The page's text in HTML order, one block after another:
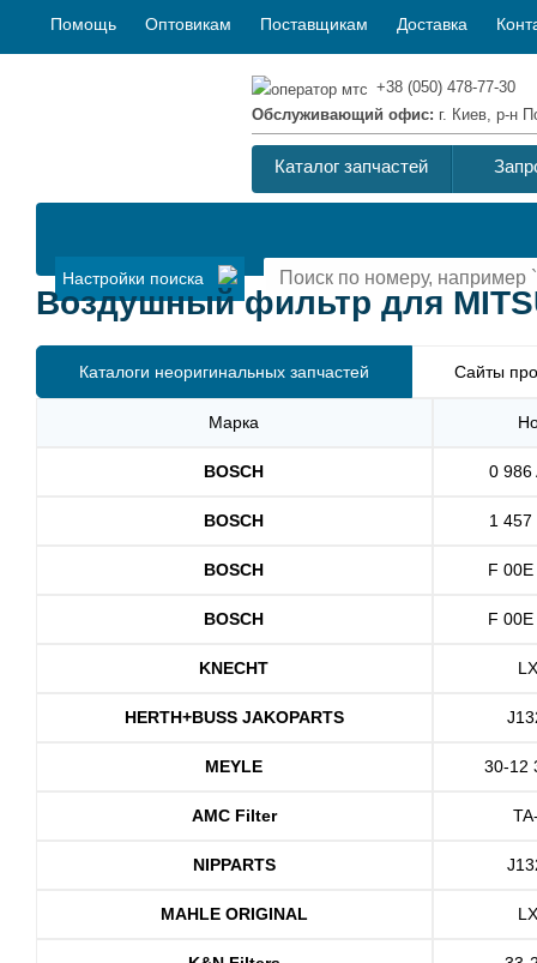
Помощь Оптовикам Поставщикам Доставка
+38 (050) 478-77-30
Обслуживающий офис: г. Киев, р-н
Каталог запчастей
Настройки поиска
Воздушный фильтр для
Каталоги неоригинальных запчастей Сайты
Марка
BOSCH 0 986
BOSCH 1 457
BOSCH F
BOSCH F
KNECHT
HERTH+BUSS JAKOPARTS
MEYLE 30-12
AMC Filter
NIPPARTS
MAHLE ORIGINAL